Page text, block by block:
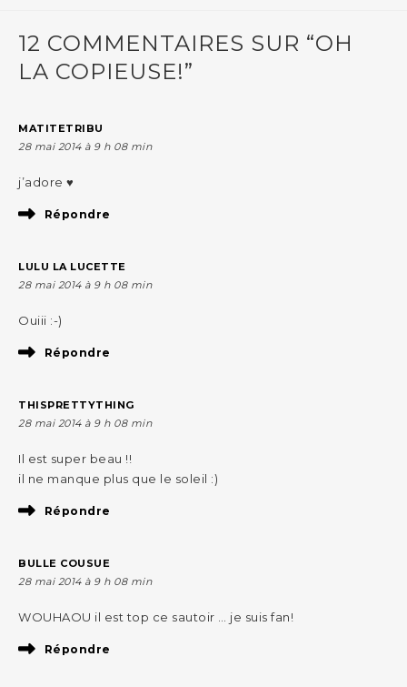
12 COMMENTAIRES SUR “OH
LA COPIEUSE!”
MATITETRIBU
28 mai 2014 à 9 h 08 min
j’adore ♥
Répondre
LULU LA LUCETTE
28 mai 2014 à 9 h 08 min
Ouiii :-)
Répondre
THISPRETTYTHING
28 mai 2014 à 9 h 08 min
Il est super beau !!
il ne manque plus que le soleil :)
Répondre
BULLE COUSUE
28 mai 2014 à 9 h 08 min
WOUHAOU il est top ce sautoir … je suis fan!
Répondre